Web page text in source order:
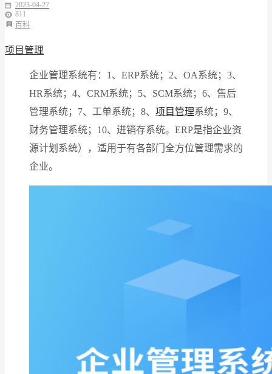
2023-04-27
811
百科
项目管理
企业管理系统有：1、ERP系统；2、OA系统；3、
HR系统；4、CRM系统；5、SCM系统；6、售后
管理系统；7、工单系统；8、 项目管理系统；9、
财务管理系统；10、进销存系统。ERP是指企业资
源计划系统），适用于有各部门全方位管理需求的
企业。